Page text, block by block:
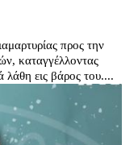
προς την
καταγγέλλοντας
λάθη εις βάρος του....